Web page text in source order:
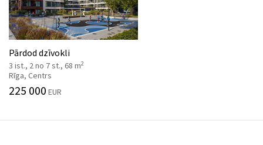
Pārdod dzīvokli
3 ist., 2 no 7 st., 68 m2
Rīga, Centrs
225 000 EUR